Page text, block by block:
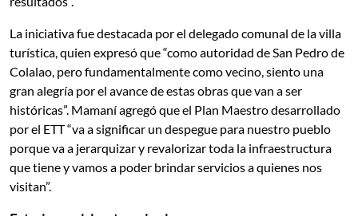
La iniciativa fue destacada por el delegado comunal de la villa
turística, quien expresó que “como autoridad de San Pedro de
Colalao, pero fundamentalmente como vecino, siento una
gran alegría por el avance de estas obras que van a ser
históricas”. Mamaní agregó que el Plan Maestro desarrollado
por el ETT “va a significar un despegue para nuestro pueblo
porque va a jerarquizar y revalorizar toda la infraestructura
que tiene y vamos a poder brindar servicios a quienes nos
visitan”.